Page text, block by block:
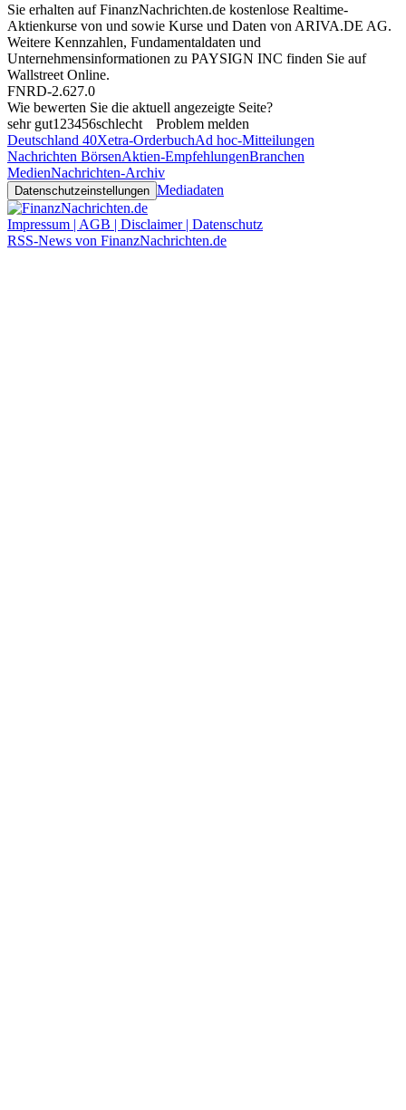
Sie erhalten auf FinanzNachrichten.de kostenlose Realtime-
Aktienkurse von und sowie Kurse und Daten von ARIVA.DE AG.
Weitere Kennzahlen, Fundamentaldaten und
Unternehmensinformationen zu PAYSIGN INC finden Sie auf
Wallstreet Online.
FNRD-2.627.0
Wie bewerten Sie die aktuell angezeigte Seite?
sehr gut1 23456schlecht
Problem melden
Deutschland 40Xetra-OrderbuchAd hoc-Mitteilungen
Nachrichten BörsenAktien-EmpfehlungenBranchen
MedienNachrichten-Archiv
Datenschutzeinstellungen Mediadaten
Impressum | AGB | Disclaimer | Datenschutz
RSS-News von FinanzNachrichten.de